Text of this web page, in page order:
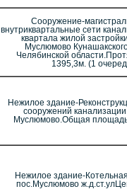
Сооружение-
внутриквартальные сети
квартала жилой
Муслюмово
Челябинской
1395,3м. (1
Нежилое здание-
сооружений
Муслюмово.Общая
Нежилое здание-
пос.Муслюмово